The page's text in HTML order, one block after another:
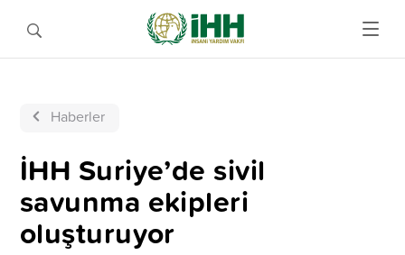
Haberler
İHH Suriye’de sivil
savunma ekipleri
oluşturuyor